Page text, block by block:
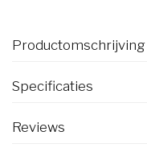
Productomschrijving
Specificaties
Reviews